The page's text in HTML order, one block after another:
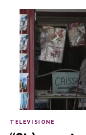
TELEVISIONE